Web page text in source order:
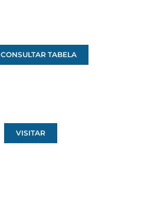
CONSULTAR TABELA
VISITAR